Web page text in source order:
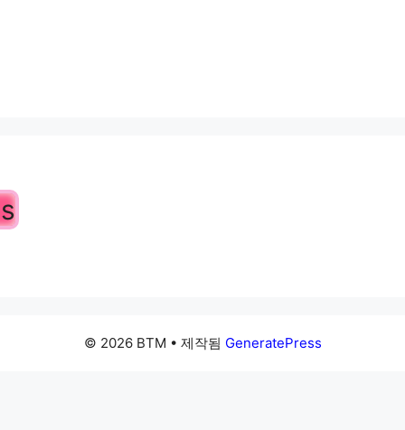
© 2026 BTM • 제작됨 GeneratePress